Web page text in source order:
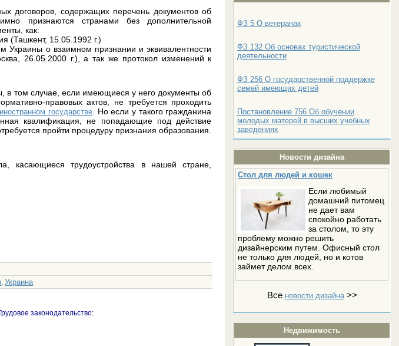
ФЗ 5 О ветеранах
ФЗ 132 Об основах туристической
деятельности
ФЗ 256 О государственной поддержке
семей имеющих детей
Постановление 756 Об обучении
молодых матерей в высших учебных
заведениях
Новости дизайна
Стол для людей и кошек
Если любимый
домашний питомец
не дает вам
спокойно работать
за столом, то эту
проблему можно решить
дизайнерским путем. Офисный стол
не только для людей, но и котов
займет делом всех.
Все новости дизайна>>
Недвижимость
договоров, содержащих перечень документов об
признаются странами без дополнительной
как:
(Ташкент, 15.05.1992 г.)
о взаимном признании и эквивалентности
26.05.2000 г.), а так же протокол изменений к
в том случае, если имеющиеся у него документы об
правовых актов, не требуется проходить
иностранном государстве . Но если у такого гражданина
квалификация, не попадающие под действие
пройти процедуру признания образования.
касающиеся трудоустройства в нашей стране,
Украина
законодательство: